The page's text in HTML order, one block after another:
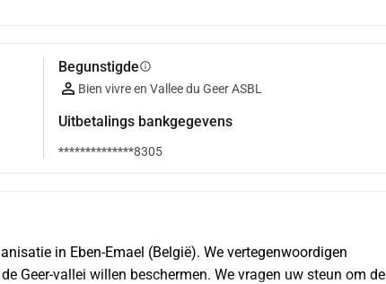
Begunstigdeinfo
Bien vivre en Vallee du Geer ASBL
Uitbetalings bankgegevens
**************8305
in Eben-Emael (België). We vertegenwoordigen
Geer-vallei willen beschermen. We vragen uw steun om de